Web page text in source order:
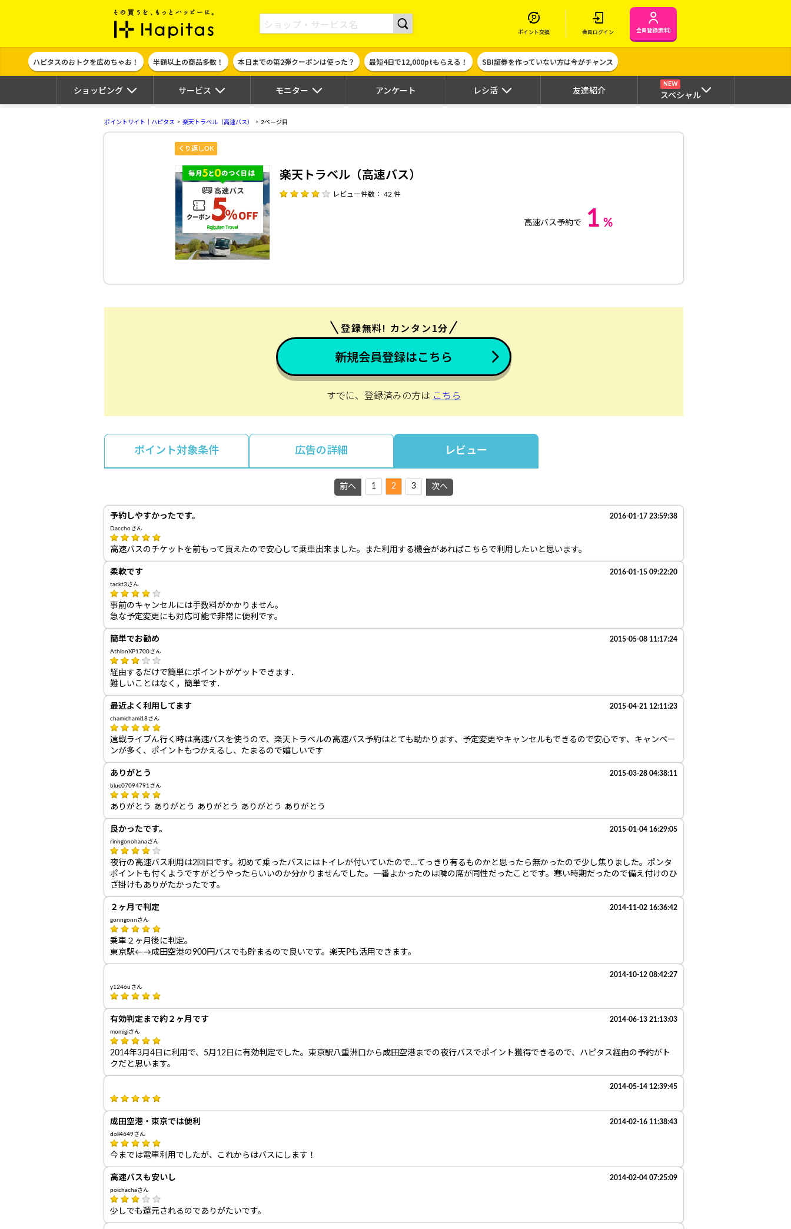
ポイント貯めて現金やギフト券に交換できるポイントサイト | ハピタス
ポイント交換 会員ログイン 会員登録(無料)
ハピタスのおトクを広めちゃお！ 半額以上の商品多数！ 本日までの第2弾クーポンは使った？ 最短4日で12,000ptもらえる！ SBI証券を作っていない方は今がチャンス
ショッピング サービス モニター アンケート レシ活 友達紹介
NEW
スペシャル
ポイントサイト｜ハピタス 楽天トラベル（高速バス） 2ページ目
くり返しOK
楽天トラベル（高速バス）
レビュー件数： 42 件
高速バス予約で 1 %
登録無料! カンタン1分
新規会員登録はこちら
すでに、登録済みの方は こちら
ポイント対象条件 広告の詳細 レビュー
前へ 1 2 3 次へ
予約しやすかったです。 2016-01-17 23:59:38
Dacchoさん
高速バスのチケットを前もって買えたので安心して乗車出来ました。また利用する機会があればこちらで利用したいと思います。
柔軟です 2016-01-15 09:22:20
tackt3さん
事前のキャンセルには手数料がかかりません。
急な予定変更にも対応可能で非常に便利です。
簡単でお勧め 2015-05-08 11:17:24
AthlonXP1700さん
経由するだけで簡単にポイントがゲットできます．
難しいことはなく，簡単です．
最近よく利用してます 2015-04-21 12:11:23
chamichami18さん
遠戦ライブん行く時は高速バスを使うので、楽天トラベルの高速バス予約はとても助かります、予定変更やキャンセルもできるので安心です、キャンペー
ンが多く、ポイントもつかえるし、たまるので嬉しいです
ありがとう 2015-03-28 04:38:11
blue07094791さん
ありがとう ありがとう ありがとう ありがとう ありがとう
良かったです。 2015-01-04 16:29:05
rinngonohanaさん
夜行の高速バス利用は2回目です。初めて乗ったバスにはトイレが付いていたので…てっきり有るものかと思ったら無かったので少し焦りました。ポンタ
ポイントも付くようですがどうやったらいいのか分かりませんでした。一番よかったのは隣の席が同性だったことです。寒い時期だったので備え付けのひ
ざ掛けもありがたかったです。
２ヶ月で判定 2014-11-02 16:36:42
gonngonnさん
乗車２ヶ月後に判定。
東京駅←→成田空港の900円バスでも貯まるので良いです。楽天Pも活用できます。
2014-10-12 08:42:27
y1246uさん
有効判定まで約２ヶ月です 2014-06-13 21:13:03
momigiさん
2014年3月4日に利用で、5月12日に有効判定でした。東京駅八重洲口から成田空港までの夜行バスでポイント獲得できるので、ハピタス経由の予約がト
クだと思います。
2014-05-14 12:39:45
成田空港・東京では便利 2014-02-16 11:38:43
doll4649さん
今までは電車利用でしたが、これからはバスにします！
高速バスも安いし 2014-02-04 07:25:09
poichachaさん
少しでも還元されるのでありがたいです。